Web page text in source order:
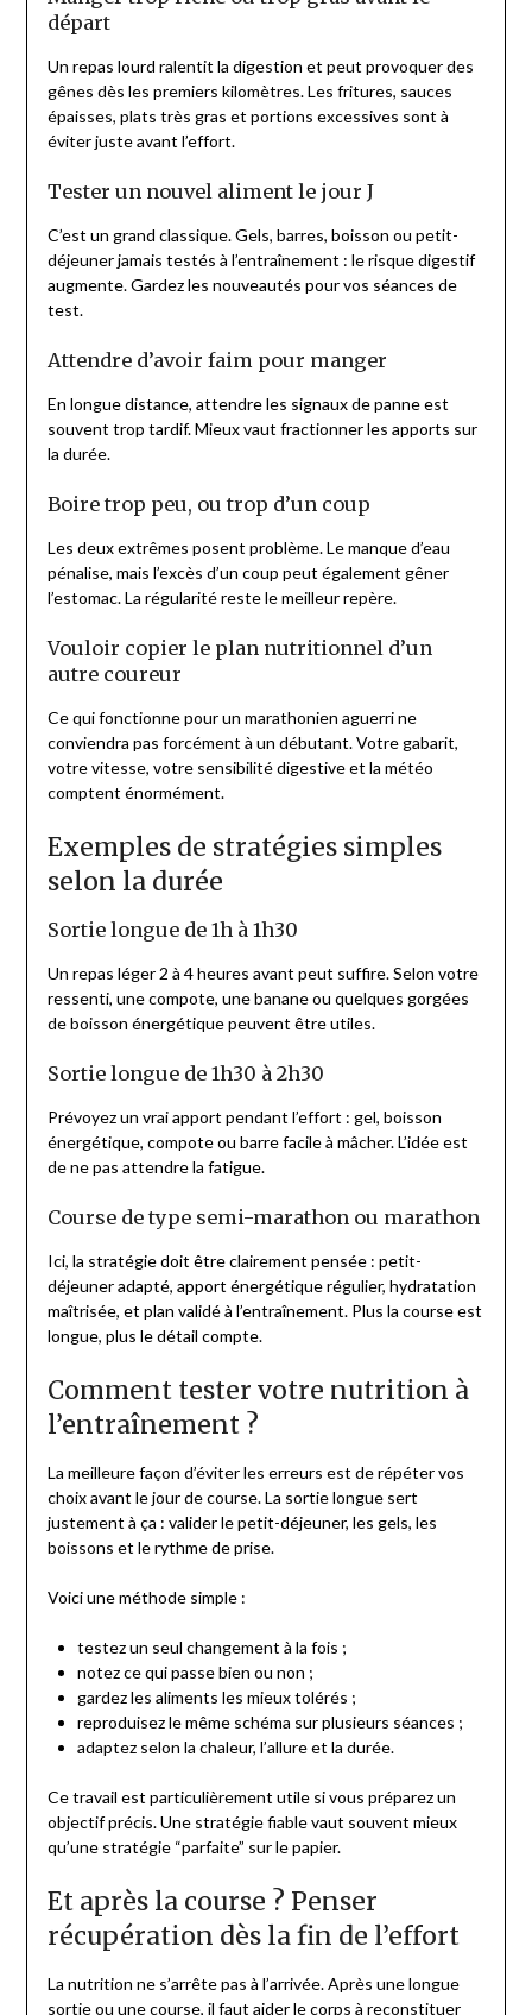
départ
Un repas lourd ralentit la digestion et peut provoquer des
gênes dès les premiers kilomètres. Les fritures, sauces
épaisses, plats très gras et portions excessives sont à
éviter juste avant l’effort.
Tester un nouvel aliment le jour J
C’est un grand classique. Gels, barres, boisson ou petit-
déjeuner jamais testés à l’entraînement : le risque digestif
augmente. Gardez les nouveautés pour vos séances de
test.
Attendre d’avoir faim pour manger
En longue distance, attendre les signaux de panne est
souvent trop tardif. Mieux vaut fractionner les apports sur
la durée.
Boire trop peu, ou trop d’un coup
Les deux extrêmes posent problème. Le manque d’eau
pénalise, mais l’excès d’un coup peut également gêner
l’estomac. La régularité reste le meilleur repère.
Vouloir copier le plan nutritionnel d’un
autre coureur
Ce qui fonctionne pour un marathonien aguerri ne
conviendra pas forcément à un débutant. Votre gabarit,
votre vitesse, votre sensibilité digestive et la météo
comptent énormément.
Exemples de stratégies simples
selon la durée
Sortie longue de 1h à 1h30
Un repas léger 2 à 4 heures avant peut suffire. Selon votre
ressenti, une compote, une banane ou quelques gorgées
de boisson énergétique peuvent être utiles.
Sortie longue de 1h30 à 2h30
Prévoyez un vrai apport pendant l’effort : gel, boisson
énergétique, compote ou barre facile à mâcher. L’idée est
de ne pas attendre la fatigue.
Course de type semi-marathon ou marathon
Ici, la stratégie doit être clairement pensée : petit-
déjeuner adapté, apport énergétique régulier, hydratation
maîtrisée, et plan validé à l’entraînement. Plus la course est
longue, plus le détail compte.
Comment tester votre nutrition à
l’entraînement ?
La meilleure façon d’éviter les erreurs est de répéter vos
choix avant le jour de course. La sortie longue sert
justement à ça : valider le petit-déjeuner, les gels, les
boissons et le rythme de prise.
Voici une méthode simple :
testez un seul changement à la fois ;
notez ce qui passe bien ou non ;
gardez les aliments les mieux tolérés ;
reproduisez le même schéma sur plusieurs séances ;
adaptez selon la chaleur, l’allure et la durée.
Ce travail est particulièrement utile si vous préparez un
objectif précis. Une stratégie fiable vaut souvent mieux
qu’une stratégie “parfaite” sur le papier.
Et après la course ? Penser
récupération dès la fin de l’effort
La nutrition ne s’arrête pas à l’arrivée. Après une longue
sortie ou une course, il faut aider le corps à reconstituer